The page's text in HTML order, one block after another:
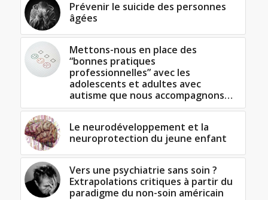
Prévenir le suicide des personnes
âgées
Mettons-nous en place des
“bonnes pratiques
professionnelles” avec les
adolescents et adultes avec
autisme que nous accompagnons…
Le neurodéveloppement et la
neuroprotection du jeune enfant
Vers une psychiatrie sans soin ?
Extrapolations critiques à partir du
paradigme du non-soin américain